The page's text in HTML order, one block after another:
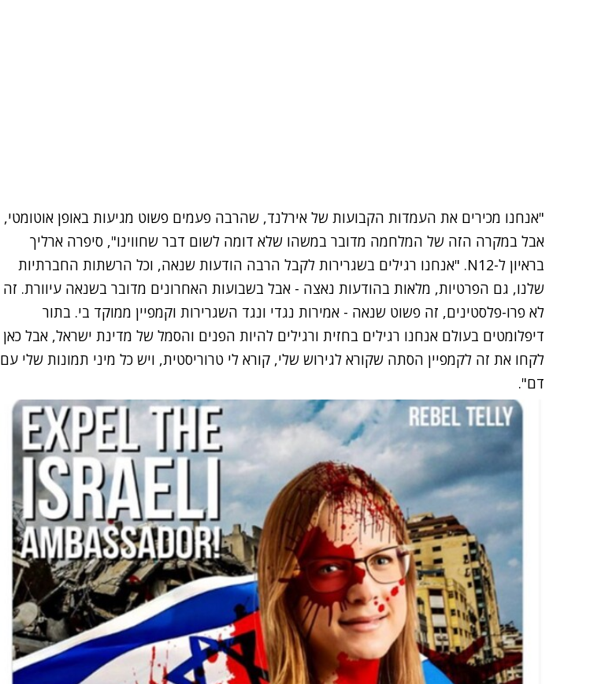
"אנחנו מכירים את העמדות הקבועות של אירלנד, שהרבה פעמים פשוט מגיעות באופן אוטומטי,
אבל במקרה הזה של המלחמה מדובר במשהו שלא דומה לשום דבר שחווינו", סיפרה ארליך
בראיון ל-N12
. "אנחנו רגילים בשגרירות לקבל הרבה הודעות שנאה, וכל הרשתות החברתיות
שלנו, גם הפרטיות, מלאות בהודעות נאצה - אבל בשבועות האחרונים מדובר בשנאה עיוורת. זה
לא פרו-פלסטינים, זה פשוט שנאה - אמירות נגדי ונגד השגרירות וקמפיין ממוקד בי. בתור
דיפלומטים בעולם אנחנו רגילים בחזית ורגילים להיות הפנים והסמל של מדינת ישראל, אבל כאן
לקחו את זה לקמפיין הסתה שקורא לגירוש שלי, קורא לי טרוריסטית, ויש כל מיני תמונות שלי עם
דם".